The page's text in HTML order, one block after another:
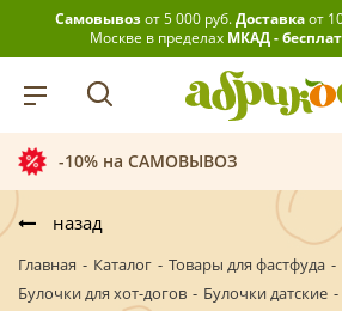
Самовывозот 5 000 руб.Доставкаот
Москве в пределах МКАД -
-10% на САМОВЫВОЗ
назад
Главная - Каталог - Товары для фастфуда -
Булочки для хот-догов - Булочки датские -